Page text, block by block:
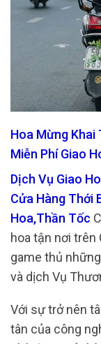
Hoa Mừng Khai
Miễn Phí Giao
Dịch Vụ Giao
Cửa Hàng Thới
Hoa,Thần Tốc
hoa tận nơi trên
game thủ
và dịch Vụ
Với sự trở nên
tân của công